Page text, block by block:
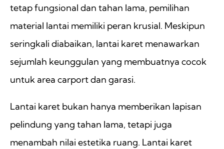
tetap fungsional dan tahan lama, pemilihan
material lantai memiliki peran krusial. Meskipun
seringkali diabaikan, lantai karet menawarkan
sejumlah keunggulan yang membuatnya cocok
untuk area carport dan garasi.
Lantai karet bukan hanya memberikan lapisan
pelindung yang tahan lama, tetapi juga
menambah nilai estetika ruang. Lantai karet